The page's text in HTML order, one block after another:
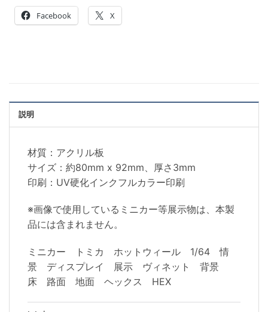
Facebook X
説明
材質：アクリル板
サイズ：約80mm x 92mm、厚さ3mm
印刷：UV硬化インクフルカラー印刷
※画像で使用しているミニカー等展示物は、本製
品には含まれません。
ミニカー トミカ ホットウィール 1/64 情
景 ディスプレイ 展示 ヴィネット 背景
床 路面 地面 ヘックス HEX